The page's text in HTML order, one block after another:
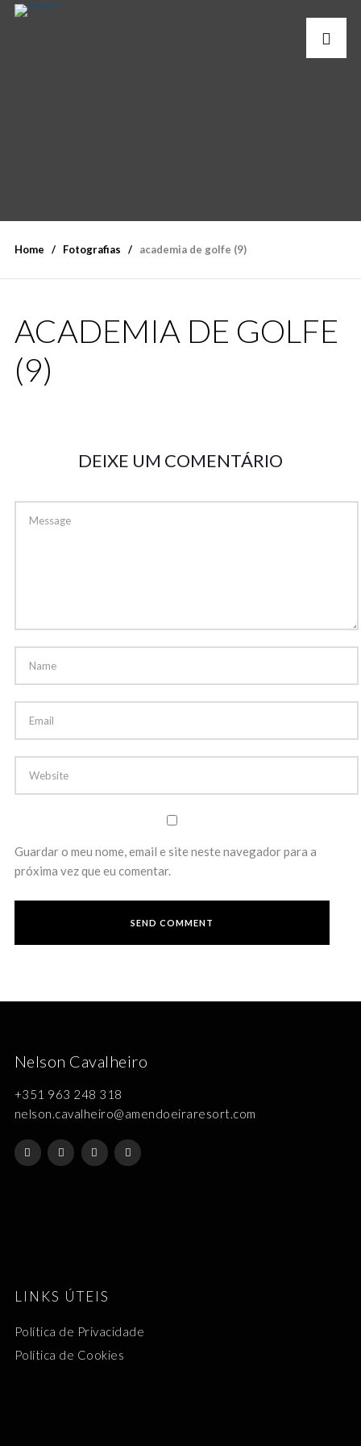
Home Fotografias academia de golfe (9)
ACADEMIA DE GOLFE
(9)
DEIXE UM COMENTÁRIO
Guardar o meu nome, email e site neste navegador para a
próxima vez que eu comentar.
Nelson Cavalheiro
+351 963 248 318
nelson.cavalheiro@amendoeiraresort.com
LINKS ÚTEIS
Política de Privacidade
Política de Cookies